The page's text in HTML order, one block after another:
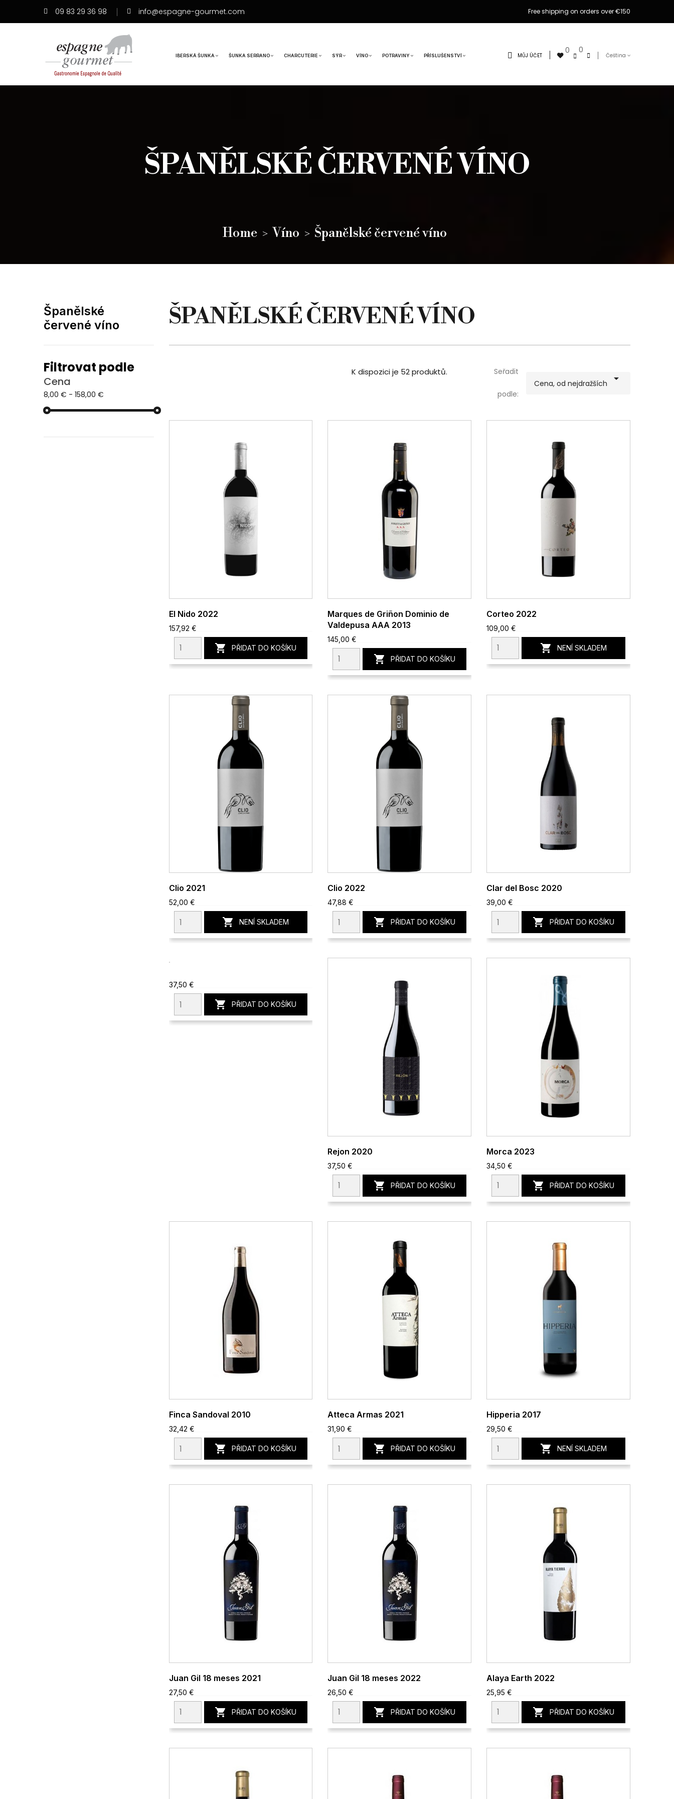
09 83 29 36 98 info@espagne-gourmet.com Free shipping on orders over €150
IBERSKÁ ŠUNKA ŠUNKA SERRANO CHARCUTERIE SÝR VÍNO POTRAVINY PŘÍSLUŠENSTVÍ Čeština
0
0
MŮJ ÚČET
ŠPANĚLSKÉ ČERVENÉ VÍNO
Home Víno Španělské červené víno
Španělské
červené víno
Filtrovat podle
Cena
8,00 € - 158,00 €
ŠPANĚLSKÉ ČERVENÉ VÍNO
K dispozici je 52 produktů. Seřadit
podle:
Cena, od nejdražších 
El Nido 2022
157,92 €
 PŘIDAT DO KOŠÍKU
Marques de Griñon Dominio de
Valdepusa AAA 2013
145,00 €
 PŘIDAT DO KOŠÍKU
Corteo 2022
109,00 €
 NENÍ SKLADEM
Clio 2021
52,00 €
 NENÍ SKLADEM
Clio 2022
47,88 €
 PŘIDAT DO KOŠÍKU
Clar del Bosc 2020
39,00 €
 PŘIDAT DO KOŠÍKU
37,50 €
 PŘIDAT DO KOŠÍKU
Rejon 2020
37,50 €
 PŘIDAT DO KOŠÍKU
Morca 2023
34,50 €
 PŘIDAT DO KOŠÍKU
Finca Sandoval 2010
32,42 €
 PŘIDAT DO KOŠÍKU
Atteca Armas 2021
31,90 €
 PŘIDAT DO KOŠÍKU
Hipperia 2017
29,50 €
 NENÍ SKLADEM
Juan Gil 18 meses 2021
27,50 €
 PŘIDAT DO KOŠÍKU
Juan Gil 18 meses 2022
26,50 €
 PŘIDAT DO KOŠÍKU
Alaya Earth 2022
25,95 €
 PŘIDAT DO KOŠÍKU